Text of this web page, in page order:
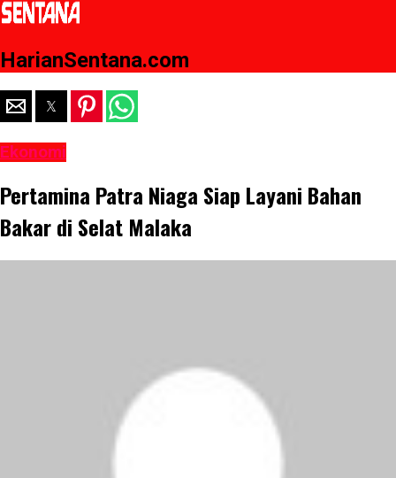
HarianSentana.com
Ekonomi
Pertamina Patra Niaga Siap Layani Bahan
Bakar di Selat Malaka